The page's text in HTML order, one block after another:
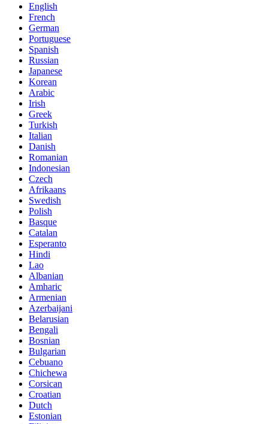
English
French
German
Portuguese
Spanish
Russian
Japanese
Korean
Arabic
Irish
Greek
Turkish
Italian
Danish
Romanian
Indonesian
Czech
Afrikaans
Swedish
Polish
Basque
Catalan
Esperanto
Hindi
Lao
Albanian
Amharic
Armenian
Azerbaijani
Belarusian
Bengali
Bosnian
Bulgarian
Cebuano
Chichewa
Corsican
Croatian
Dutch
Estonian